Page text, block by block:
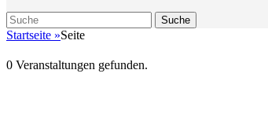
Suche
Suche
nach:
Startseite »Seite
0 Veranstaltungen gefunden.